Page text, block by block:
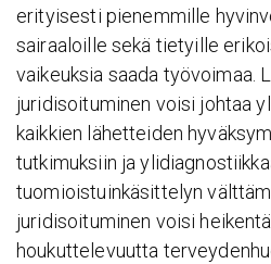
erityisesti pienemmille
sairaaloille sekä tietyille
vaikeuksia saada työvoimaa.
juridisoituminen voisi johtaa
kaikkien lähetteiden
tutkimuksiin ja
tuomioistuinkäsittelyn
juridisoituminen voisi
houkuttelevuutta